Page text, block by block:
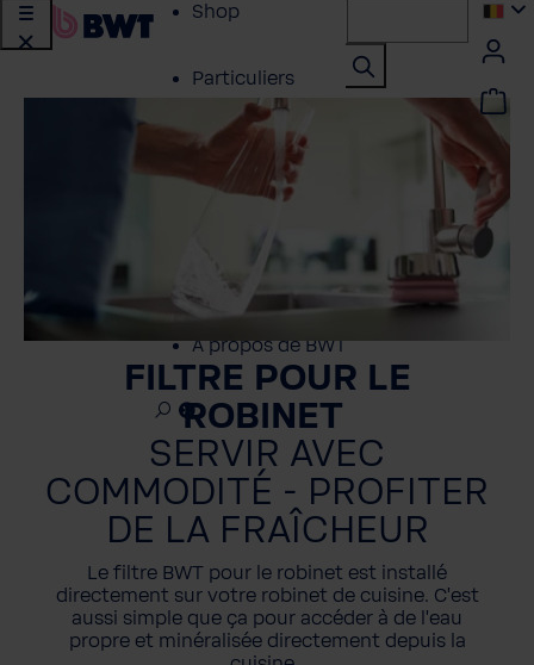
Shop
Particuliers
Professionnels
À propos de BWT
FILTRE POUR LE
ROBINET
SERVIR AVEC
COMMODITÉ - PROFITER
DE LA FRAÎCHEUR
Le filtre BWT pour le robinet est installé
directement sur votre robinet de cuisine. C'est
aussi simple que ça pour accéder à de l'eau
propre et minéralisée directement depuis la